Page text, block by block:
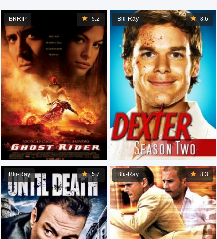
8.6
Blu-Ray
5.2
BRRIP
8.3
Blu-Ray
5.7
Blu-Ray